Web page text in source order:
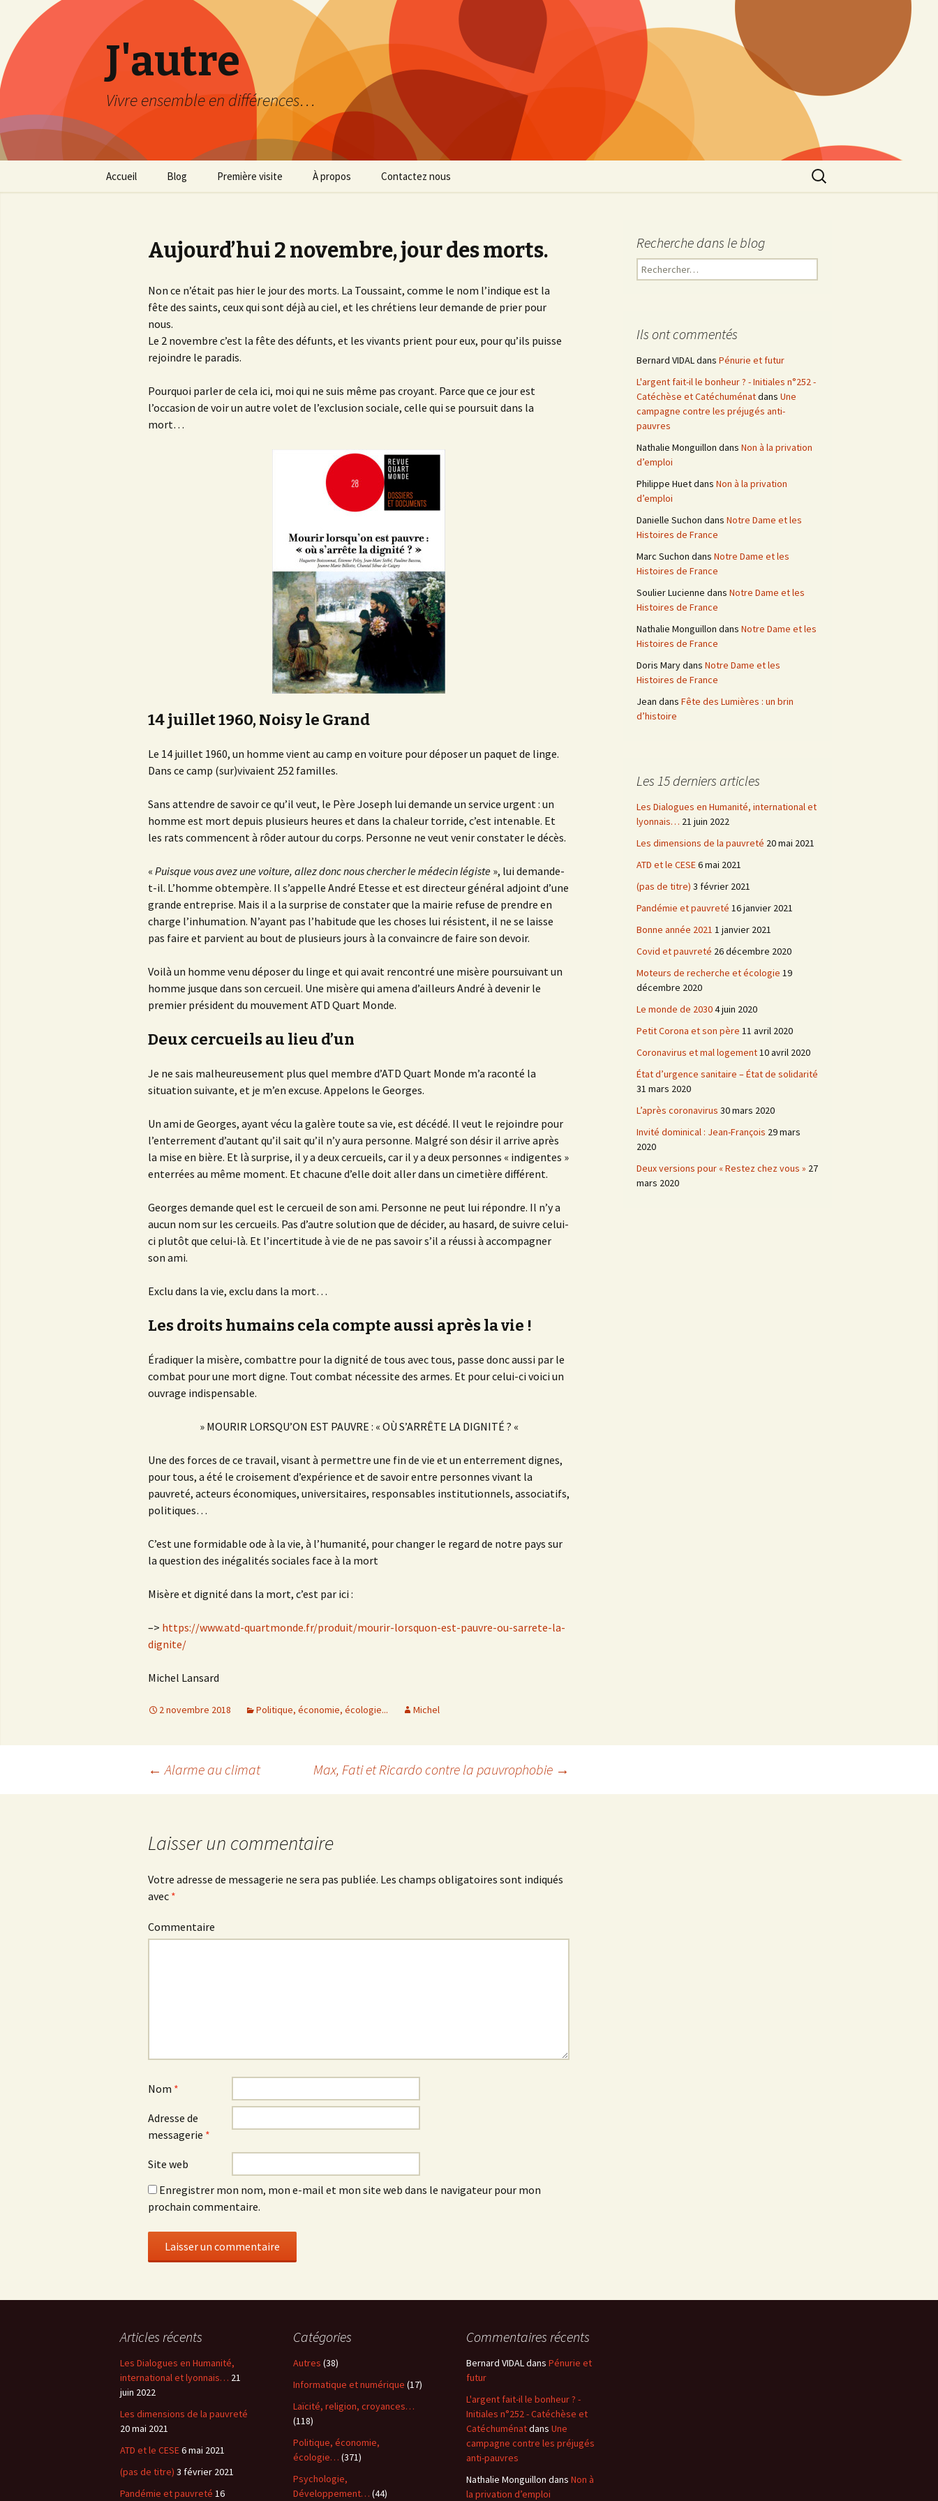
J'autre
Vivre ensemble en différences…
Aller
Accueil Blog Première visite
Mode d’emploi
À propos
Mentions légales
Contactez nous Rechercher :
Aujourd’hui 2 novembre, jour des morts.
Non ce n’était pas hier le jour des morts. La Toussaint, comme le nom l’indique est la
fête des saints, ceux qui sont déjà au ciel, et les chrétiens leur demande de prier pour
nous.
Le 2 novembre c’est la fête des défunts, et les vivants prient pour eux, pour qu’ils puisse
rejoindre le paradis.
Pourquoi parler de cela ici, moi qui ne suis même pas croyant. Parce que ce jour est
l’occasion de voir un autre volet de l’exclusion sociale, celle qui se poursuit dans la
mort…
14 juillet 1960, Noisy le Grand
Le 14 juillet 1960, un homme vient au camp en voiture pour déposer un paquet de linge.
Dans ce camp (sur)vivaient 252 familles.
Sans attendre de savoir ce qu’il veut, le Père Joseph lui demande un service urgent : un
homme est mort depuis plusieurs heures et dans la chaleur torride, c’est intenable. Et
les rats commencent à rôder autour du corps. Personne ne veut venir constater le décès.
« Puisque vous avez une voiture, allez donc nous chercher le médecin légiste », lui demande-
t-il. L’homme obtempère. Il s’appelle André Etesse et est directeur général adjoint d’une
grande entreprise. Mais il a la surprise de constater que la mairie refuse de prendre en
charge l’inhumation. N’ayant pas l’habitude que les choses lui résistent, il ne se laisse
pas faire et parvient au bout de plusieurs jours à la convaincre de faire son devoir.
Voilà un homme venu déposer du linge et qui avait rencontré une misère poursuivant un
homme jusque dans son cercueil. Une misère qui amena d’ailleurs André à devenir le
premier président du mouvement ATD Quart Monde.
Deux cercueils au lieu d’un
Je ne sais malheureusement plus quel membre d’ATD Quart Monde m’a raconté la
situation suivante, et je m’en excuse. Appelons le Georges.
Un ami de Georges, ayant vécu la galère toute sa vie, est décédé. Il veut le rejoindre pour
l’enterrement d’autant qu’il sait qu’il n’y aura personne. Malgré son désir il arrive après
la mise en bière. Et là surprise, il y a deux cercueils, car il y a deux personnes « indigentes »
enterrées au même moment. Et chacune d’elle doit aller dans un cimetière différent.
Georges demande quel est le cercueil de son ami. Personne ne peut lui répondre. Il n’y a
aucun nom sur les cercueils. Pas d’autre solution que de décider, au hasard, de suivre celui-
ci plutôt que celui-là. Et l’incertitude à vie de ne pas savoir s’il a réussi à accompagner
son ami.
Exclu dans la vie, exclu dans la mort…
Les droits humains cela compte aussi après la vie !
Éradiquer la misère, combattre pour la dignité de tous avec tous, passe donc aussi par le
combat pour une mort digne. Tout combat nécessite des armes. Et pour celui-ci voici un
ouvrage indispensable.
» MOURIR LORSQU’ON EST PAUVRE : « OÙ S’ARRÊTE LA DIGNITÉ ? «
Une des forces de ce travail, visant à permettre une fin de vie et un enterrement dignes,
pour tous, a été le croisement d’expérience et de savoir entre personnes vivant la
pauvreté, acteurs économiques, universitaires, responsables institutionnels, associatifs,
politiques…
C’est une formidable ode à la vie, à l’humanité, pour changer le regard de notre pays sur
la question des inégalités sociales face à la mort
Misère et dignité dans la mort, c’est par ici :
–> https://www.atd-quartmonde.fr/produit/mourir-lorsquon-est-pauvre-ou-sarrete-la-
dignite/
Michel Lansard
2 novembre 2018 Politique, économie, écologie... Michel
Navigation
← Alarme au climat Max, Fati et Ricardo contre la pauvrophobie →
Laisser un commentaire
Votre adresse de messagerie ne sera pas publiée. Les champs obligatoires sont indiqués
avec *
Commentaire
Nom *
Adresse de
messagerie *
Site web
Enregistrer mon nom, mon e-mail et mon site web dans le navigateur pour mon
prochain commentaire.
Recherche dans le blog
R
e
r
h
e
r
:
Ils ont commentés
Bernard VIDALdans Pénurie et futur
L'argent fait-il le bonheur ? - Initiales n°252 -
Catéchèse et Catéchuménatdans Une
campagne contre les préjugés anti-
pauvres
Nathalie Monguillon dans Non à la privation
d’emploi
Philippe Huetdans Non à la privation
d’emploi
Danielle Suchon dans Notre Dame et les
Histoires de France
Marc Suchon dans Notre Dame et les
Histoires de France
Soulier Lucienne dans Notre Dame et les
Histoires de France
Nathalie Monguillon dans Notre Dame et les
Histoires de France
Doris Marydans Notre Dame et les
Histoires de France
Jean dans Fête des Lumières : un brin
d’histoire
Les 15 derniers articles
Les Dialogues en Humanité, international et
lyonnais… 21 juin 2022
Les dimensions de la pauvreté 20 mai 2021
ATD et le CESE6 mai 2021
(pas de titre) 3 février 2021
Pandémie et pauvreté 16 janvier 2021
Bonne année 2021 1 janvier 2021
Covid et pauvreté 26 décembre 2020
Moteurs de recherche et écologie 19
décembre 2020
Le monde de 20304 juin 2020
Petit Corona et son père 11 avril 2020
Coronavirus et mal logement10 avril 2020
État d’urgence sanitaire – État de solidarité
31 mars 2020
L’après coronavirus 30 mars 2020
Invité dominical : Jean-François 29 mars
2020
Deux versions pour « Restez chez vous » 27
mars 2020
Articles récents
Les Dialogues en Humanité,
international et lyonnais… 21
juin 2022
Les dimensions de la pauvreté
20 mai 2021
ATD et le CESE6 mai 2021
(pas de titre) 3 février 2021
Pandémie et pauvreté 16
Catégories
Autres (38)
Informatique et numérique (17)
Laïcité, religion, croyances…
(118)
Politique, économie,
écologie… (371)
Psychologie,
Développement… (44)
Commentaires récents
Bernard VIDALdans Pénurie et
futur
L'argent fait-il le bonheur ? -
Initiales n°252 - Catéchèse et
Catéchuménatdans Une
campagne contre les préjugés
anti-pauvres
Nathalie Monguillon dans Non à
la privation d’emploi